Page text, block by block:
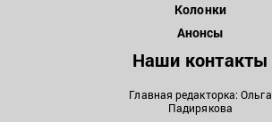
Колонки
Анонсы
Наши контакты
Главная редакторка: Ольга
Падирякова